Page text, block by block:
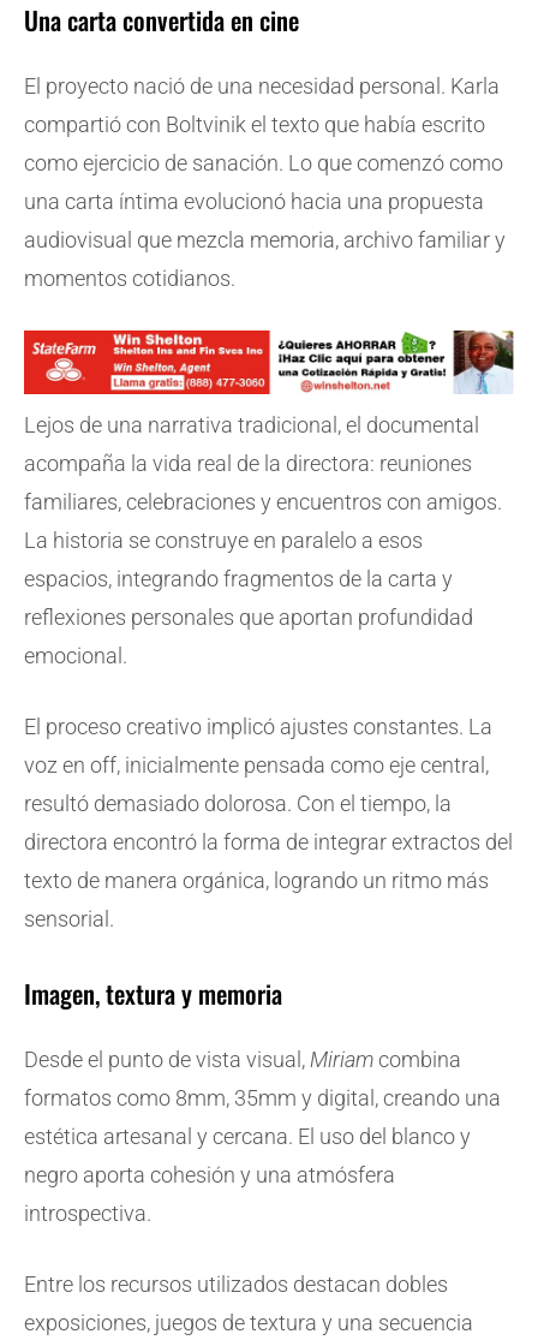
Una carta convertida en cine
El proyecto nació de una necesidad personal. Karla
compartió con Boltvinik el texto que había escrito
como ejercicio de sanación. Lo que comenzó como
una carta íntima evolucionó hacia una propuesta
audiovisual que mezcla memoria, archivo familiar y
momentos cotidianos.
Lejos de una narrativa tradicional, el documental
acompaña la vida real de la directora: reuniones
familiares, celebraciones y encuentros con amigos.
La historia se construye en paralelo a esos
espacios, integrando fragmentos de la carta y
reflexiones personales que aportan profundidad
emocional.
El proceso creativo implicó ajustes constantes. La
voz en off, inicialmente pensada como eje central,
resultó demasiado dolorosa. Con el tiempo, la
directora encontró la forma de integrar extractos del
texto de manera orgánica, logrando un ritmo más
sensorial.
Imagen, textura y memoria
Desde el punto de vista visual,Miriamcombina
formatos como 8mm, 35mm y digital, creando una
estética artesanal y cercana. El uso del blanco y
negro aporta cohesión y una atmósfera
introspectiva.
Entre los recursos utilizados destacan dobles
exposiciones, juegos de textura y una secuencia